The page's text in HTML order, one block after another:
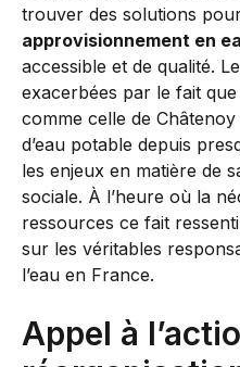
trouver des solutions
approvisionnement en
accessible et de qualité.
exacerbées par le fait
comme celle de
d’eau potable depuis
les enjeux en matière de
sociale. À l’heure où la
ressources ce fait
sur les véritables
l’eau en France.
Appel à